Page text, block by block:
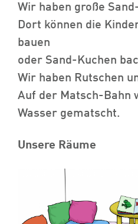
Wir haben große
Dort können die
bauen
oder Sand-Kuchen
Wir haben Rutschen
Auf der Matsch-Bahn
Wasser gematscht.
Unsere Räume